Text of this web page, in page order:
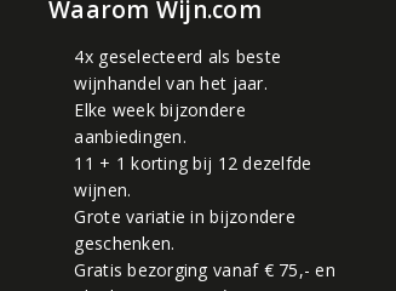
Waarom Wijn.com
4x geselecteerd als beste
wijnhandel van het jaar.
Elke week bijzondere
aanbiedingen.
11 + 1 korting bij 12 dezelfde
wijnen.
Grote variatie in bijzondere
geschenken.
Gratis bezorging vanaf € 75,- en